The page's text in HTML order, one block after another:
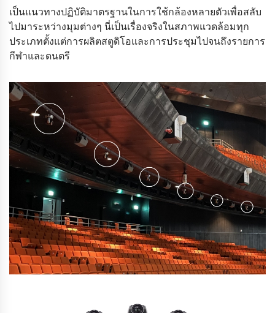
เป็นแนวทางปฏิบัติมาตรฐานในการใช้กล้องหลายตัวเพื่อสลับ
ไปมาระหว่างมุมต่างๆ นี่เป็นเรื่องจริงในสภาพแวดล้อมทุก
ประเภทตั้งแต่การผลิตสตูดิโอและการประชุมไปจนถึงรายการ
กีฬาและดนตรี